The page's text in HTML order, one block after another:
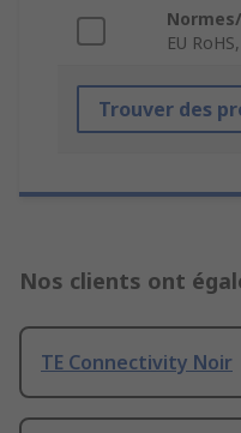
EU
Trouver des
Nos clients ont
TE Connectivity Noir